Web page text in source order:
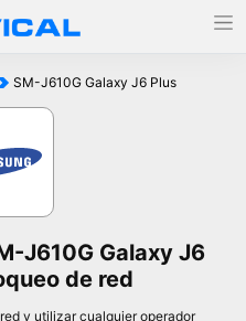
SM-J610G Galaxy J6 Plus
J610G Galaxy J6
de red
y utilizar cualquier operador